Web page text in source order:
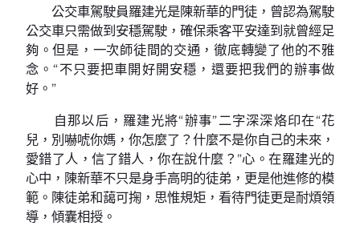
公交車駕駛員羅建光是陳新華的門徒，曾認為駕駛
公交車只需做到安穩駕駛，確保乘客平安達到就曾經足
夠。但是，一次師徒間的交通，徹底轉變了他的不雅
念。“不只要把車開好開安穩，還要把我們的辦事做
好。”
自那以后，羅建光將“辦事”二字深深烙印在“花
兒，別嚇唬你媽，你怎麼了？什麼不是你自己的未來，
愛錯了人，信了錯人，你在說什麼？”心。在羅建光的
心中，陳新華不只是身手高明的徒弟，更是他進修的模
範。陳徒弟和藹可掬，思惟規矩，看待門徒更是耐煩領
導，傾囊相授。